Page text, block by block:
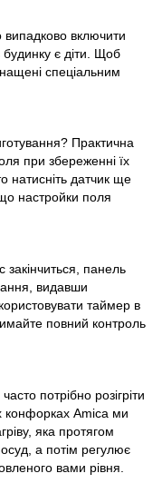
випадково включити
є діти. Щоб
спеціальним
Практична
при збереженні їх
натисніть датчик ще
настройки поля
закінчиться, панель
видавши
таймер в
повний контроль
потрібно розігріти
конфорках Amica ми
яка протягом
а потім регулює
вами рівня.